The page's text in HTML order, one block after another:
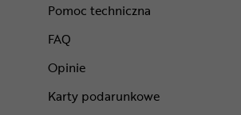
Pomoc techniczna
FAQ
Opinie
Karty podarunkowe